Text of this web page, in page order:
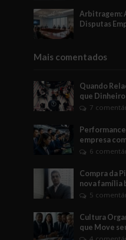
Arbitragem:
Disputas
Mais comentados
Quando
que Dinheiro
7
empresa
6
Compra da
nova família
5
Cultura
que Move